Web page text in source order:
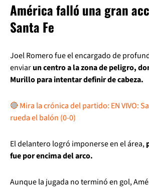
América falló una gran
Santa Fe
Joel Romero fue el encargado de
enviarun centro a la zona de peligro,
Murillo para intentar definir de cabeza.
🔴 Mira la crónica del partido: EN VIVO:
rueda el balón (0-0)
El delantero logró imponerse en el área,
fue por encima del arco.
Aunque la jugada no terminó en gol,